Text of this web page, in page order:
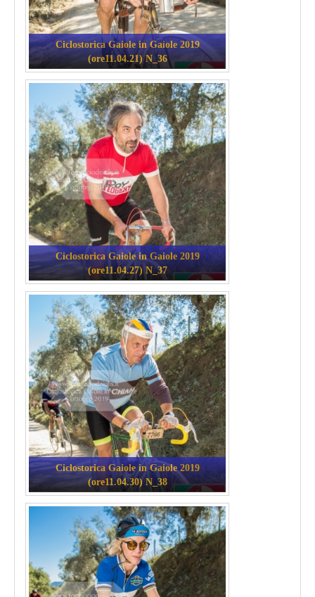
Ciclostorica Gaiole in Gaiole 2019
(ore11.04.21) N_36
Ciclostorica Gaiole in Gaiole 2019
(ore11.04.27) N_37
Ciclostorica Gaiole in Gaiole 2019
(ore11.04.30) N_38